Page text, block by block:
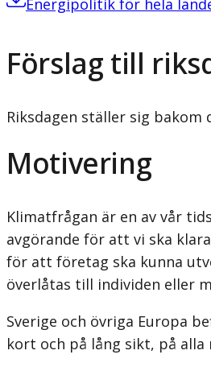
Förslag till
Riksdagen ställer sig
Motivering
Klimatfrågan är en av vår
avgörande för att vi ska
för att företag ska kunna
överlåtas till individen eller
Sverige och övriga Europa
kort och på lång sikt, på